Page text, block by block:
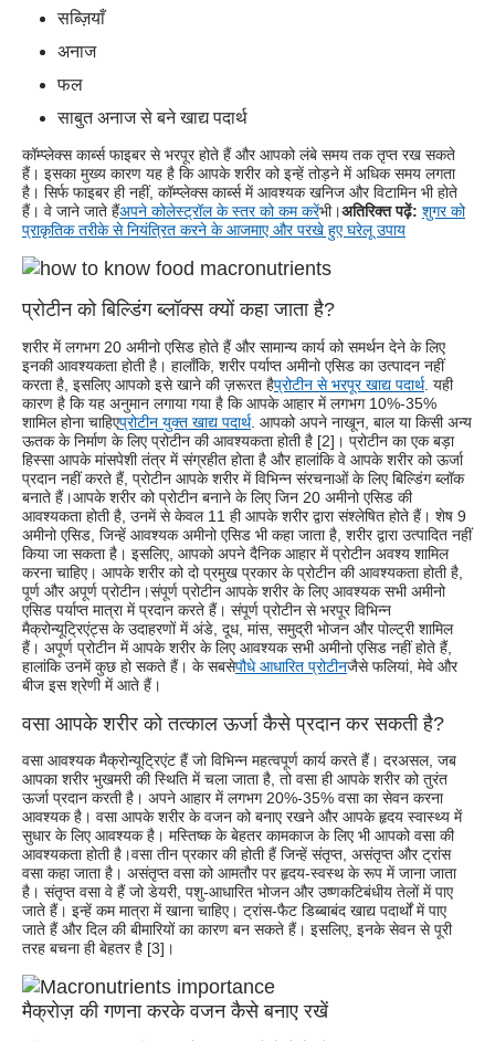
सब्ज़ियाँ
अनाज
फल
साबुत अनाज से बने खाद्य पदार्थ
कॉम्प्लेक्स कार्ब्स फाइबर से भरपूर होते हैं और आपको लंबे समय तक तृप्त रख सकते
हैं। इसका मुख्य कारण यह है कि आपके शरीर को इन्हें तोड़ने में अधिक समय लगता
है। सिर्फ फाइबर ही नहीं, कॉम्प्लेक्स कार्ब्स में आवश्यक खनिज और विटामिन भी होते
हैं। वे जाने जाते हैंअपने कोलेस्ट्रॉल के स्तर को कम करेंभी।अतिरिक्त पढ़ें: शुगर को
प्राकृतिक तरीके से नियंत्रित करने के आजमाए और परखे हुए घरेलू उपाय
प्रोटीन को बिल्डिंग ब्लॉक्स क्यों कहा जाता है?
शरीर में लगभग 20 अमीनो एसिड होते हैं और सामान्य कार्य को समर्थन देने के लिए
इनकी आवश्यकता होती है। हालाँकि, शरीर पर्याप्त अमीनो एसिड का उत्पादन नहीं
करता है, इसलिए आपको इसे खाने की ज़रूरत हैप्रोटीन से भरपूर खाद्य पदार्थ. यही
कारण है कि यह अनुमान लगाया गया है कि आपके आहार में लगभग 10%-35%
शामिल होना चाहिएप्रोटीन युक्त खाद्य पदार्थ. आपको अपने नाखून, बाल या किसी अन्य
ऊतक के निर्माण के लिए प्रोटीन की आवश्यकता होती है [2]। प्रोटीन का एक बड़ा
हिस्सा आपके मांसपेशी तंत्र में संग्रहीत होता है और हालांकि वे आपके शरीर को ऊर्जा
प्रदान नहीं करते हैं, प्रोटीन आपके शरीर में विभिन्न संरचनाओं के लिए बिल्डिंग ब्लॉक
बनाते हैं।आपके शरीर को प्रोटीन बनाने के लिए जिन 20 अमीनो एसिड की
आवश्यकता होती है, उनमें से केवल 11 ही आपके शरीर द्वारा संश्लेषित होते हैं। शेष 9
अमीनो एसिड, जिन्हें आवश्यक अमीनो एसिड भी कहा जाता है, शरीर द्वारा उत्पादित नहीं
किया जा सकता है। इसलिए, आपको अपने दैनिक आहार में प्रोटीन अवश्य शामिल
करना चाहिए। आपके शरीर को दो प्रमुख प्रकार के प्रोटीन की आवश्यकता होती है,
पूर्ण और अपूर्ण प्रोटीन।संपूर्ण प्रोटीन आपके शरीर के लिए आवश्यक सभी अमीनो
एसिड पर्याप्त मात्रा में प्रदान करते हैं। संपूर्ण प्रोटीन से भरपूर विभिन्न
मैक्रोन्यूट्रिएंट्स के उदाहरणों में अंडे, दूध, मांस, समुद्री भोजन और पोल्ट्री शामिल
हैं। अपूर्ण प्रोटीन में आपके शरीर के लिए आवश्यक सभी अमीनो एसिड नहीं होते हैं,
हालांकि उनमें कुछ हो सकते हैं। के सबसेपौधे आधारित प्रोटीनजैसे फलियां, मेवे और
बीज इस श्रेणी में आते हैं।
वसा आपके शरीर को तत्काल ऊर्जा कैसे प्रदान कर सकती है?
वसा आवश्यक मैक्रोन्यूट्रिएंट हैं जो विभिन्न महत्वपूर्ण कार्य करते हैं। दरअसल, जब
आपका शरीर भुखमरी की स्थिति में चला जाता है, तो वसा ही आपके शरीर को तुरंत
ऊर्जा प्रदान करती है। अपने आहार में लगभग 20%-35% वसा का सेवन करना
आवश्यक है। वसा आपके शरीर के वजन को बनाए रखने और आपके हृदय स्वास्थ्य में
सुधार के लिए आवश्यक है। मस्तिष्क के बेहतर कामकाज के लिए भी आपको वसा की
आवश्यकता होती है।वसा तीन प्रकार की होती हैं जिन्हें संतृप्त, असंतृप्त और ट्रांस
वसा कहा जाता है। असंतृप्त वसा को आमतौर पर हृदय-स्वस्थ के रूप में जाना जाता
है। संतृप्त वसा वे हैं जो डेयरी, पशु-आधारित भोजन और उष्णकटिबंधीय तेलों में पाए
जाते हैं। इन्हें कम मात्रा में खाना चाहिए। ट्रांस-फैट डिब्बाबंद खाद्य पदार्थों में पाए
जाते हैं और दिल की बीमारियों का कारण बन सकते हैं। इसलिए, इनके सेवन से पूरी
तरह बचना ही बेहतर है [3]।
मैक्रोज़ की गणना करके वजन कैसे बनाए रखें